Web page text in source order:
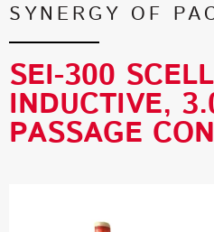
SYNERGY OF
SEI-300
INDUCTIVE,
PASSAGE